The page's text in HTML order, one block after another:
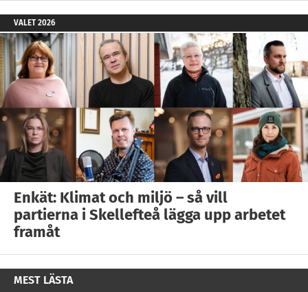
VALET 2026
Enkät: Klimat och miljö – så vill
partierna i Skellefteå lägga upp arbetet
framåt
MEST LÄSTA